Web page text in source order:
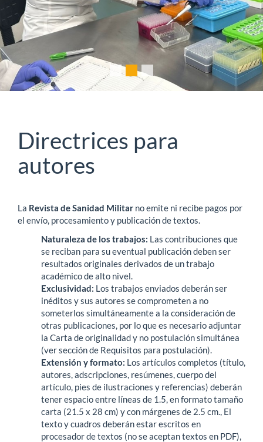
Directrices para
autores
La Revista de Sanidad Militar no emite ni recibe pagos por
el envío, procesamiento y publicación de textos.
Naturaleza de los trabajos: Las contribuciones que
se reciban para su eventual publicación deben ser
resultados originales derivados de un trabajo
académico de alto nivel.
Exclusividad: Los trabajos enviados deberán ser
inéditos y sus autores se comprometen a no
someterlos simultáneamente a la consideración de
otras publicaciones, por lo que es necesario adjuntar
la Carta de originalidad y no postulación simultánea
(ver sección de Requisitos para postulación).
Extensión y formato: Los artículos completos (título,
autores, adscripciones, resúmenes, cuerpo del
artículo, pies de ilustraciones y referencias) deberán
tener espacio entre líneas de 1.5, en formato tamaño
carta (21.5 x 28 cm) y con márgenes de 2.5 cm., El
texto y cuadros deberán estar escritos en
procesador de textos (no se aceptan textos en PDF),